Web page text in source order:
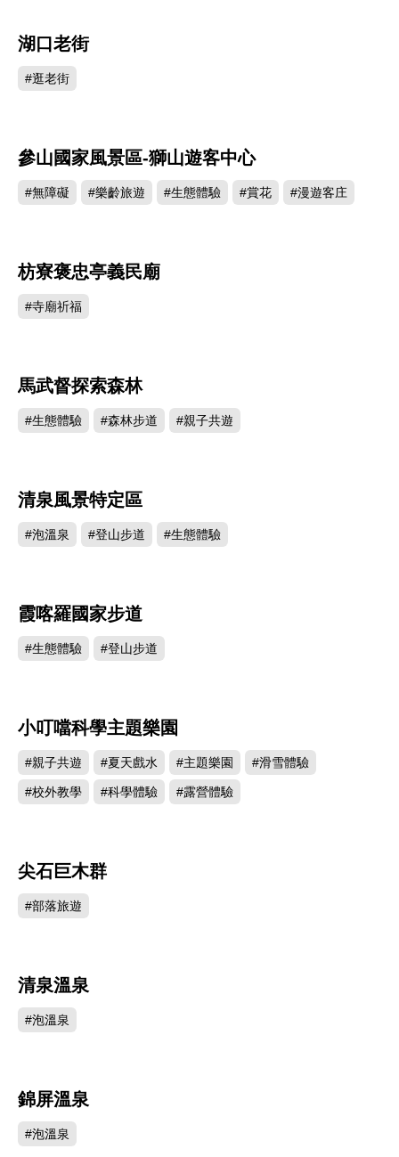
湖口老街
#逛老街
參山國家風景區-獅山遊客中心
#無障礙 #樂齡旅遊 #生態體驗 #賞花 #漫遊客庄
枋寮褒忠亭義民廟
#寺廟祈福
馬武督探索森林
#生態體驗 #森林步道 #親子共遊
清泉風景特定區
#泡溫泉 #登山步道 #生態體驗
霞喀羅國家步道
#生態體驗 #登山步道
小叮噹科學主題樂園
#親子共遊 #夏天戲水 #主題樂園 #滑雪體驗
#校外教學 #科學體驗 #露營體驗
尖石巨木群
#部落旅遊
清泉溫泉
#泡溫泉
錦屏溫泉
#泡溫泉